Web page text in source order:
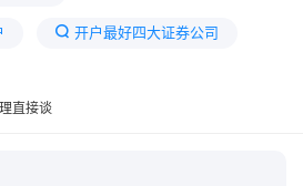
开户最好四大证券公司
础知识
直接谈